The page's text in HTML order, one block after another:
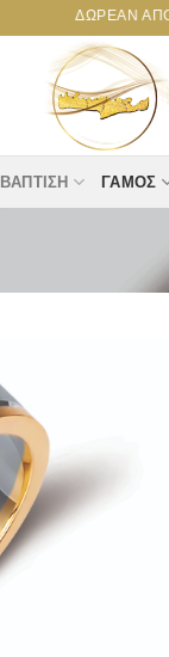
ΔΩΡΕΆΝ
ΒΆΠΤΙΣΗ ΓΆΜΟΣ